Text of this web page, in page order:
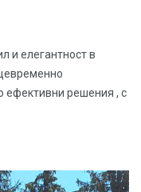
и елегантност в
ефективни решения , с